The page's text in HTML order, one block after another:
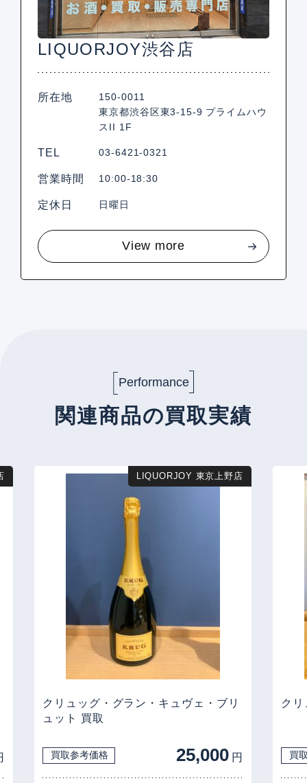
LIQUORJOY渋谷店
所在地
150-0011
東京都渋谷区東3-15-9 プライムハウ
スII 1F
TEL 03-6421-0321
営業時間 10:00-18:30
定休日 日曜日
View more
Performance
関連商品の買取実績
LIQUORJOY 東京上野店
クリュッグ・グラン・キュヴェ・ブリ
ュット 買取
買取参考価格 25,000 円
ク
買